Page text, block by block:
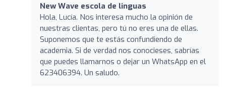
New Wave escola de linguas
Hola, Lucía. Nos interesa mucho la opinión de
nuestras clientas, pero tú no eres una de ellas.
Suponemos que te estás confundiendo de
academia. Si de verdad nos conocieses, sabrías
que puedes llamarnos o dejar un WhatsApp en el
623406394. Un saludo.